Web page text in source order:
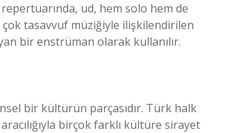
ud, hem solo hem de
tasavvuf müziğiyle ilişkilendirilen
bir enstrüman olarak kullanılır.
bir kültürün parçasıdır. Türk halk
birçok farklı kültüre sirayet